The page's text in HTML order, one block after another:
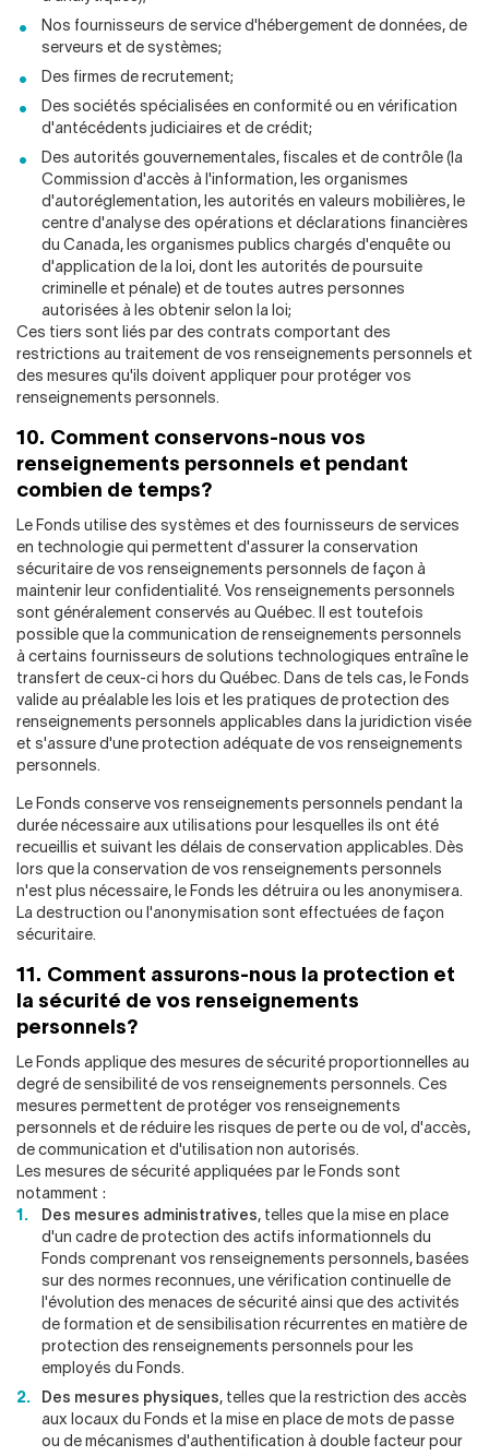
Nos fournisseurs de service d'hébergement de données, de
serveurs et de systèmes;
Des firmes de recrutement;
Des sociétés spécialisées en conformité ou en vérification
d'antécédents judiciaires et de crédit;
Des autorités gouvernementales, fiscales et de contrôle (la
Commission d'accès à l'information, les organismes
d'autoréglementation, les autorités en valeurs mobilières, le
centre d'analyse des opérations et déclarations financières
du Canada, les organismes publics chargés d'enquête ou
d'application de la loi, dont les autorités de poursuite
criminelle et pénale) et de toutes autres personnes
autorisées à les obtenir selon la loi;
Ces tiers sont liés par des contrats comportant des
restrictions au traitement de vos renseignements personnels et
des mesures qu'ils doivent appliquer pour protéger vos
renseignements personnels.
10. Comment conservons-nous vos
renseignements personnels et pendant
combien de temps?
Le Fonds utilise des systèmes et des fournisseurs de services
en technologie qui permettent d'assurer la conservation
sécuritaire de vos renseignements personnels de façon à
maintenir leur confidentialité. Vos renseignements personnels
sont généralement conservés au Québec. Il est toutefois
possible que la communication de renseignements personnels
à certains fournisseurs de solutions technologiques entraîne le
transfert de ceux-ci hors du Québec. Dans de tels cas, le Fonds
valide au préalable les lois et les pratiques de protection des
renseignements personnels applicables dans la juridiction visée
et s'assure d'une protection adéquate de vos renseignements
personnels.
Le Fonds conserve vos renseignements personnels pendant la
durée nécessaire aux utilisations pour lesquelles ils ont été
recueillis et suivant les délais de conservation applicables. Dès
lors que la conservation de vos renseignements personnels
n'est plus nécessaire, le Fonds les détruira ou les anonymisera.
La destruction ou l'anonymisation sont effectuées de façon
sécuritaire.
11. Comment assurons-nous la protection et
la sécurité de vos renseignements
personnels?
Le Fonds applique des mesures de sécurité proportionnelles au
degré de sensibilité de vos renseignements personnels. Ces
mesures permettent de protéger vos renseignements
personnels et de réduire les risques de perte ou de vol, d'accès,
de communication et d'utilisation non autorisés.
Les mesures de sécurité appliquées par le Fonds sont
notamment :
Des mesures administratives, telles que la mise en place
d'un cadre de protection des actifs informationnels du
Fonds comprenant vos renseignements personnels, basées
sur des normes reconnues, une vérification continuelle de
l'évolution des menaces de sécurité ainsi que des activités
de formation et de sensibilisation récurrentes en matière de
protection des renseignements personnels pour les
employés du Fonds.
Des mesures physiques, telles que la restriction des accès
aux locaux du Fonds et la mise en place de mots de passe
ou de mécanismes d'authentification à double facteur pour